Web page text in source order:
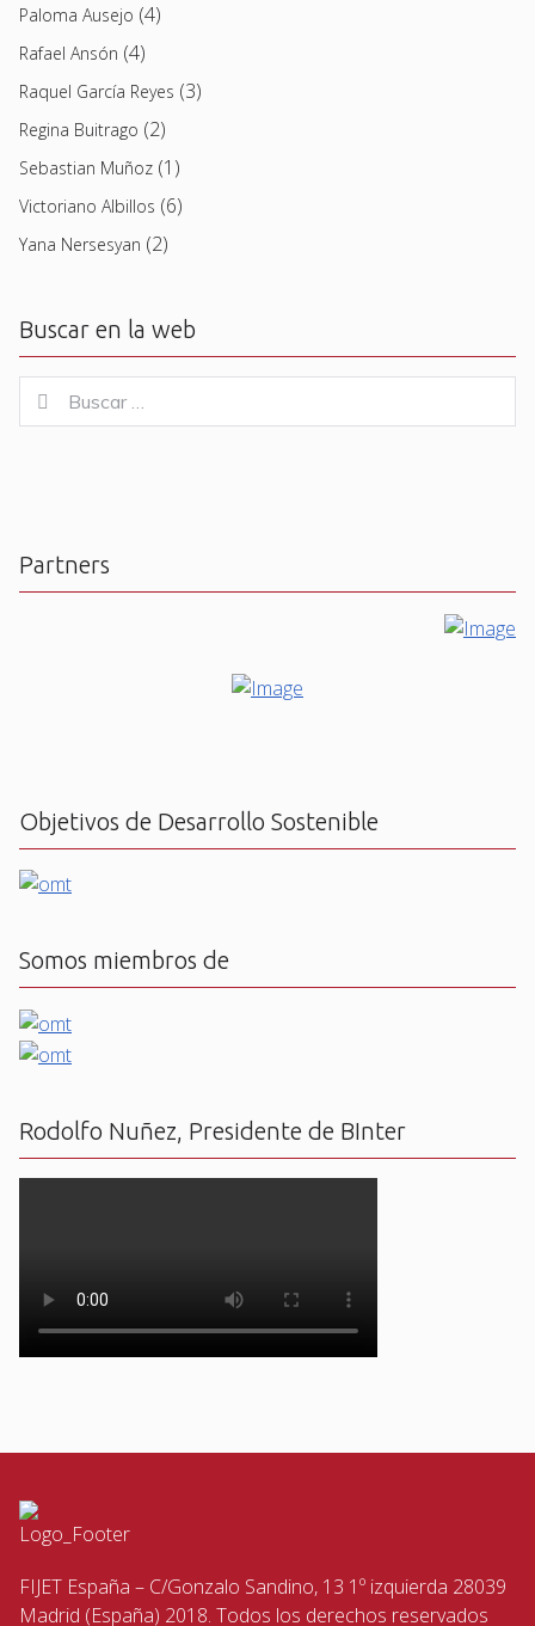
Paloma Ausejo (4)
Rafael Ansón (4)
Raquel García Reyes (3)
Regina Buitrago (2)
Sebastian Muñoz (1)
Victoriano Albillos (6)
Yana Nersesyan (2)
Buscar en la web
for:
Buscar
Partners
Objetivos de Desarrollo Sostenible
Somos miembros de
Rodolfo Nuñez, Presidente de BInter
FIJET España – C/Gonzalo Sandino, 13 1º izquierda 28039
Madrid (España) 2018. Todos los derechos reservados